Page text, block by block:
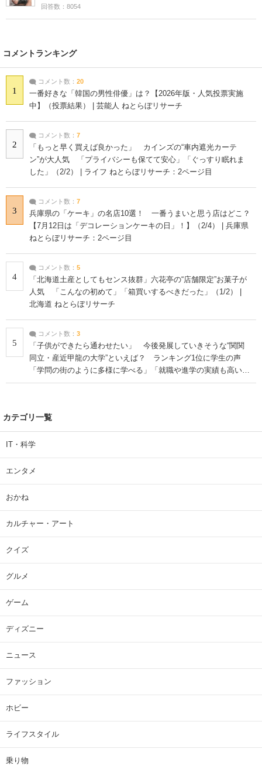
回答数：8054
コメントランキング
1
コメント数： 20
一番好きな「韓国の男性俳優」は？【2026年版・人気投票実施
中】（投票結果） | 芸能人 ねとらぼリサーチ
2
コメント数： 7
「もっと早く買えば良かった」 カインズの“車内遮光カーテ
ン”が大人気 「プライバシーも保てて安心」「ぐっすり眠れま
した」（2/2） | ライフ ねとらぼリサーチ：2ページ目
3
コメント数： 7
兵庫県の「ケーキ」の名店10選！ 一番うまいと思う店はどこ？
【7月12日は「デコレーションケーキの日」！】（2/4） | 兵庫県
ねとらぼリサーチ：2ページ目
4
コメント数： 5
「北海道土産としてもセンス抜群」六花亭の“店舗限定”お菓子が
人気 「こんなの初めて」「箱買いするべきだった」（1/2） |
北海道 ねとらぼリサーチ
5
コメント数： 3
「子供ができたら通わせたい」 今後発展していきそうな“関関
同立・産近甲龍の大学”といえば？ ランキング1位に学生の声
「学問の街のように多様に学べる」「就職や進学の実績も高い」
| 大学 ねとらぼリサーチ
カテゴリ一覧
IT・科学
エンタメ
おかね
カルチャー・アート
クイズ
グルメ
ゲーム
ディズニー
ニュース
ファッション
ホビー
ライフスタイル
乗り物